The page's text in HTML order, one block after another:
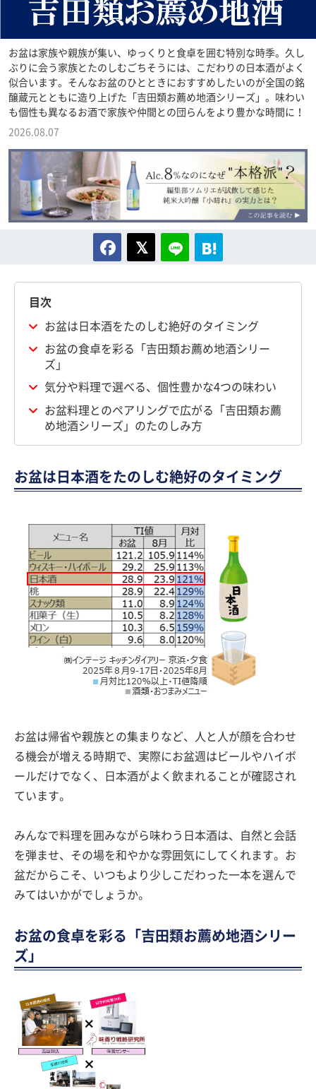
お盆は家族や親族が集い、ゆっくりと食卓を囲む特別な時季。久し
ぶりに会う家族とたのしむごちそうには、こだわりの日本酒がよく
似合います。そんなお盆のひとときにおすすめしたいのが全国の銘
醸蔵元とともに造り上げた「吉田類お薦め地酒シリーズ」。味わい
も個性も異なるお酒で家族や仲間との団らんをより豊かな時間に！
2026.08.07
目次
お盆は日本酒をたのしむ絶好のタイミング
お盆の食卓を彩る「吉田類お薦め地酒シリー
ズ」
気分や料理で選べる、個性豊かな4つの味わい
お盆料理とのペアリングで広がる「吉田類お薦
め地酒シリーズ」のたのしみ方
お盆は日本酒をたのしむ絶好のタイミング
お盆は帰省や親族との集まりなど、人と人が顔を合わせ
る機会が増える時期で、実際にお盆週はビールやハイボ
ールだけでなく、日本酒がよく飲まれることが確認され
ています。
みんなで料理を囲みながら味わう日本酒は、自然と会話
を弾ませ、その場を和やかな雰囲気にしてくれます。お
盆だからこそ、いつもより少しこだわった一本を選んで
みてはいかがでしょうか。
お盆の食卓を彩る「吉田類お薦め地酒シリー
ズ」